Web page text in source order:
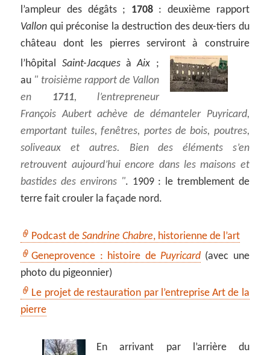
l’ampleur des dégâts ; 1708: deuxième rapport
Vallon qui préconise la destruction des deux-tiers du
château dont les pierres serviront à construire
l’hôpital Saint-JacquesàAix ;
au
troisième rapport de Vallon
en
1711, l’entrepreneur
François Aubert achève de démanteler Puyricard,
emportant tuiles, fenêtres, portes de bois, poutres,
soliveaux et autres. Bien des éléments s’en
retrouvent aujourd’hui encore dans les maisons et
bastides des environs
. 1909 : le tremblement de
terre fait crouler la façade nord.
Podcast deSandrine Chabre, historienne de l’art
Geneprovence : histoire de Puyricard(avec une
photo du pigeonnier)
Le projet de restauration par l’entreprise Art de la
pierre
En arrivant par l’arrière du